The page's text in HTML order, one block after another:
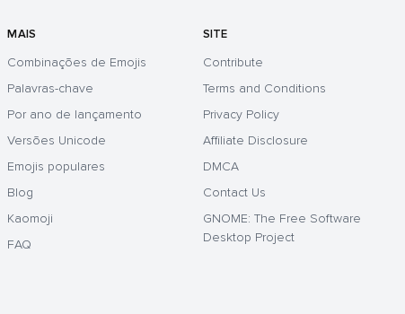
MAIS
Combinações de Emojis
Palavras-chave
Por ano de lançamento
Versões Unicode
Emojis populares
Blog
Kaomoji
FAQ
SITE
Contribute
Terms and Conditions
Privacy Policy
Affiliate Disclosure
DMCA
Contact Us
GNOME: The Free Software
Desktop Project